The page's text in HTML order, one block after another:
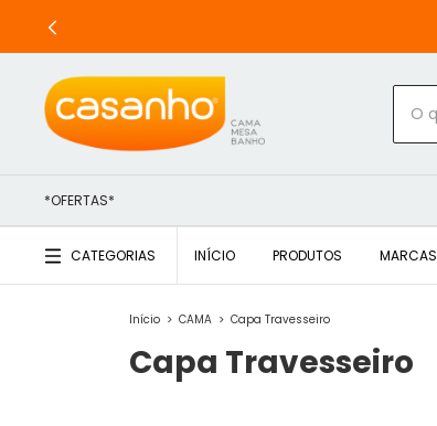
*OFERTAS*
CATEGORIAS INÍCIO PRODUTOS MARCAS
Início > CAMA > Capa Travesseiro
Capa Travesseiro